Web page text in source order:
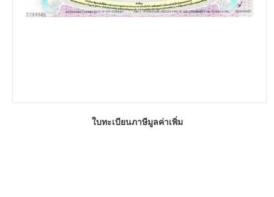
ใบทะเบียนภาษีมูลค่าเพิ่ม